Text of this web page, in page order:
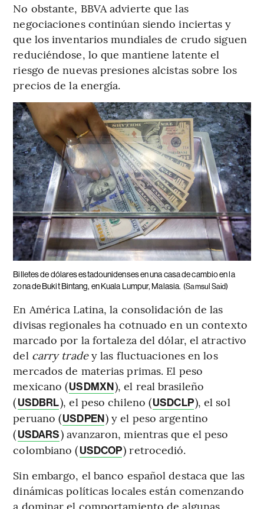
No obstante, BBVA advierte que las
negociaciones continúan siendo inciertas y
que los inventarios mundiales de crudo siguen
reduciéndose, lo que mantiene latente el
riesgo de nuevas presiones alcistas sobre los
precios de la energía.
Billetes de dólares estadounidenses en una casa de cambio en la
zona de Bukit Bintang, en Kuala Lumpur, Malasia. (Samsul Said)
En América Latina, la consolidación de las
divisas regionales ha cotnuado en un contexto
marcado por la fortaleza del dólar, el atractivo
del carry tradey las fluctuaciones en los
mercados de materias primas. El peso
mexicano (USDMXN), el real brasileño
(USDBRL), el peso chileno (USDCLP), el sol
peruano (USDPEN) y el peso argentino
(USDARS) avanzaron, mientras que el peso
colombiano (USDCOP) retrocedió.
Sin embargo, el banco español destaca que las
dinámicas políticas locales están comenzando
a dominar el comportamiento de algunas